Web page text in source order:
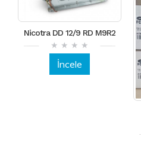
Nicotra DD 12/9 RD M9R2
İncele